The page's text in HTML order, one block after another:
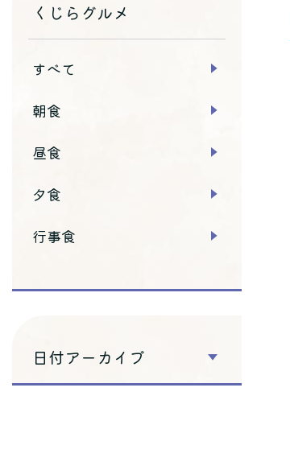
くじらグルメ
すべて
朝食
昼食
夕食
行事食
日付アーカイブ